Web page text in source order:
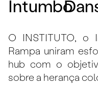
Intumbo
O INSTITUTO, o
Rampa uniram
hub com o
sobre a herança